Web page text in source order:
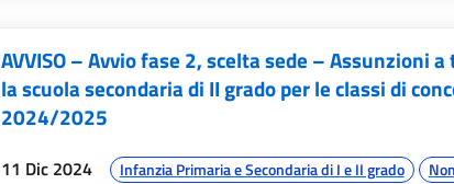
AVVISO – Avvio fase 2, scelta sede – Assunzioni
la scuola secondaria di II grado per le classi di
2024/2025
data:
11 Dic 2024 argomenti:
Infanzia Primaria e Secondaria di I e II grado